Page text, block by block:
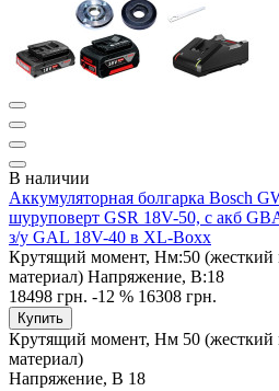
В наличии
Аккумуляторная болгарка Bosch
шуруповерт GSR 18V-50, с акб
з/у GAL 18V-40 в XL-Boxx
Крутящий момент, Нм:50 (жесткий
материал) Напряжение, В:18
18498 грн. -12 % 16308 грн.
Купить
Крутящий момент, Нм 50 (жесткий
материал)
Напряжение, В 18